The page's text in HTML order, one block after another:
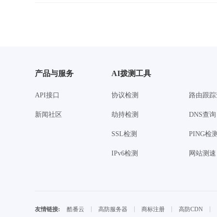
产品与服务
API接口
新闻社区
AI拨测工具
协议检测
劫持检测
SSL检测
IPv6检测
路由跟
DNS查询
PING检
网站测速
友情链接: 酷番云 高防服务器 商标注册 高防CDN